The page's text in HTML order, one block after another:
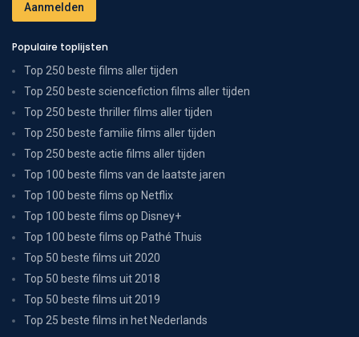
Populaire toplijsten
Top 250 beste films aller tijden
Top 250 beste sciencefiction films aller tijden
Top 250 beste thriller films aller tijden
Top 250 beste familie films aller tijden
Top 250 beste actie films aller tijden
Top 100 beste films van de laatste jaren
Top 100 beste films op Netflix
Top 100 beste films op Disney+
Top 100 beste films op Pathé Thuis
Top 50 beste films uit 2020
Top 50 beste films uit 2018
Top 50 beste films uit 2019
Top 25 beste films in het Nederlands